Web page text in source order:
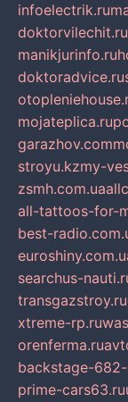
infoelectrik.ru
doktorvilechit.ru
manikjurinfo.ru
doktoradvice.ru
mojateplica.ru
garazhov.com
stroyu.kzmy-
zsmh.com.ua
all-tattoos-for-
best-
searchus-
transgazstroy.ru
xtreme-rp.ru
orenferma.ru
backstage-
prime-cars63.ru